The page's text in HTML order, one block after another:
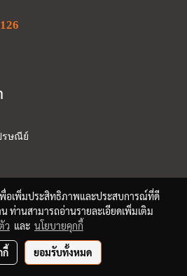
รษณีย์
พื่อเพิ่มประสิทธิภาพและประสบการณ์ที่ดี
ท่านสามารถอ่านรายละเอียดเพิ่มเติม
ว และ นโยบายคุกกี้
กี้ ยอมรับทั้งหมด